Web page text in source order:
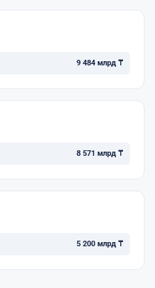
9 484 млрд ₸
8 571 млрд ₸
5 200 млрд ₸